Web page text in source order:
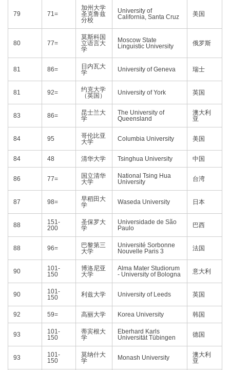
79 71=
加州大学
圣克鲁兹
分校
University of
California, Santa Cruz
美国
80 77=
莫斯科国
立语言大
学
Moscow State
Linguistic University
俄罗斯
81 86=
日内瓦大
学
University of Geneva 瑞士
81 92=
约克大学
（英国）
University of York 英国
83 86=
昆士兰大
学
The University of
Queensland
澳大利
亚
84 95
哥伦比亚
大学
Columbia University 美国
84 48 清华大学 Tsinghua University 中国
86 77=
国立清华
大学
National Tsing Hua
University
台湾
87 98=
早稻田大
学
Waseda University 日本
88
151-
200
圣保罗大
学
Universidade de São
Paulo
巴西
88 96=
巴黎第三
大学
Université Sorbonne
Nouvelle Paris 3
法国
90
101-
150
博洛尼亚
大学
Alma Mater Studiorum
- University of Bologna
意大利
90
101-
150
利兹大学 University of Leeds 英国
92 59= 高丽大学 Korea University 韩国
93
101-
150
蒂宾根大
学
Eberhard Karls
Universität Tübingen
德国
93
101-
150
莫纳什大
学
Monash University
澳大利
亚